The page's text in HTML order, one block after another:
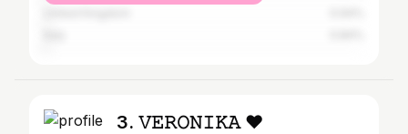
3. 𝚅𝙴𝚁𝙾𝙽𝙸𝙺𝙰 ♥